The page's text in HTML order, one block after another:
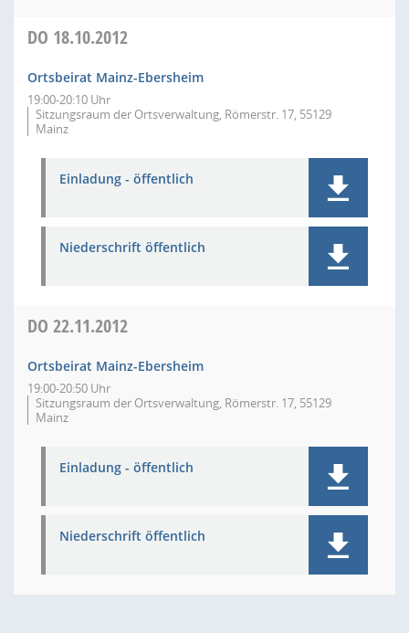
DO 18.10.2012
Ortsbeirat Mainz-Ebersheim
19:00-20:10 Uhr
Sitzungsraum der Ortsverwaltung, Römerstr. 17, 55129
Mainz
Einladung - öffentlich
Niederschrift öffentlich
DO 22.11.2012
Ortsbeirat Mainz-Ebersheim
19:00-20:50 Uhr
Sitzungsraum der Ortsverwaltung, Römerstr. 17, 55129
Mainz
Einladung - öffentlich
Niederschrift öffentlich